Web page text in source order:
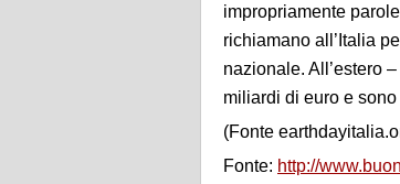
impropriamente
richiamano all’Italia
nazionale. All’estero
miliardi di euro e
(Fonte
Fonte: http://